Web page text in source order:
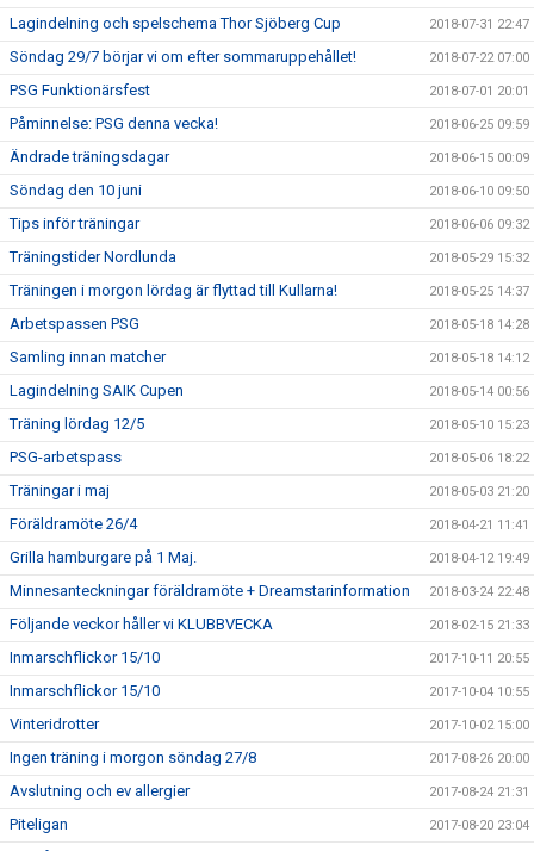
Lagindelning och spelschema Thor Sjöberg Cup 2018-07-31 22:47
Söndag 29/7 börjar vi om efter sommaruppehållet! 2018-07-22 07:00
PSG Funktionärsfest 2018-07-01 20:01
Påminnelse: PSG denna vecka! 2018-06-25 09:59
Ändrade träningsdagar 2018-06-15 00:09
Söndag den 10 juni 2018-06-10 09:50
Tips inför träningar 2018-06-06 09:32
Träningstider Nordlunda 2018-05-29 15:32
Träningen i morgon lördag är flyttad till Kullarna! 2018-05-25 14:37
Arbetspassen PSG 2018-05-18 14:28
Samling innan matcher 2018-05-18 14:12
Lagindelning SAIK Cupen 2018-05-14 00:56
Träning lördag 12/5 2018-05-10 15:23
PSG-arbetspass 2018-05-06 18:22
Träningar i maj 2018-05-03 21:20
Föräldramöte 26/4 2018-04-21 11:41
Grilla hamburgare på 1 Maj. 2018-04-12 19:49
Minnesanteckningar föräldramöte + Dreamstarinformation 2018-03-24 22:48
Följande veckor håller vi KLUBBVECKA 2018-02-15 21:33
Inmarschflickor 15/10 2017-10-11 20:55
Inmarschflickor 15/10 2017-10-04 10:55
Vinteridrotter 2017-10-02 15:00
Ingen träning i morgon söndag 27/8 2017-08-26 20:00
Avslutning och ev allergier 2017-08-24 21:31
Piteligan 2017-08-20 23:04